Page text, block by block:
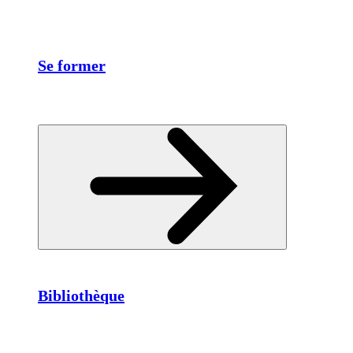
Se former
Bibliothèque